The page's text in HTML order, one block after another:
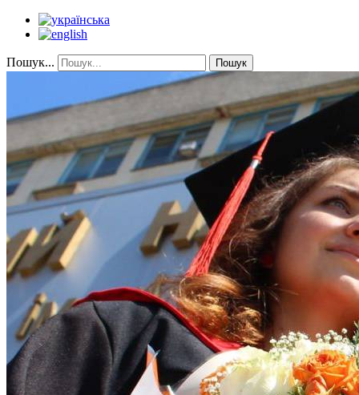
Пошук... Пошук